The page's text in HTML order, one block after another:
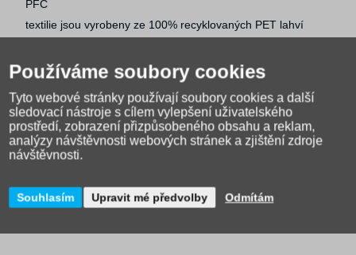
PFC
textilie jsou vyrobeny ze 100% recyklovaných PET lahví
možnost dokoupit pláštěnku
Parametry:
objem: 22 l
hmotnost batohu:cca 950 g
vnější rozměr:h.20 x š.28 x v.41 cm
Používáme soubory cookies
Tyto webové stránky používají soubory cookies a další
sledovací nástroje s cílem vylepšení uživatelského
prostředí, zobrazení přizpůsobeného obsahu a reklam,
analýzy návštěvnosti webových stránek a zjištění zdroje
návštěvnosti.
Souhlasím Upravit mé předvolby Odmítám